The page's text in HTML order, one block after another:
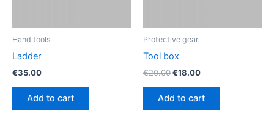
Hand tools
Ladder
€35.00
Add to cart
Protective gear
Tool box
€20.00€18.00
Add to cart